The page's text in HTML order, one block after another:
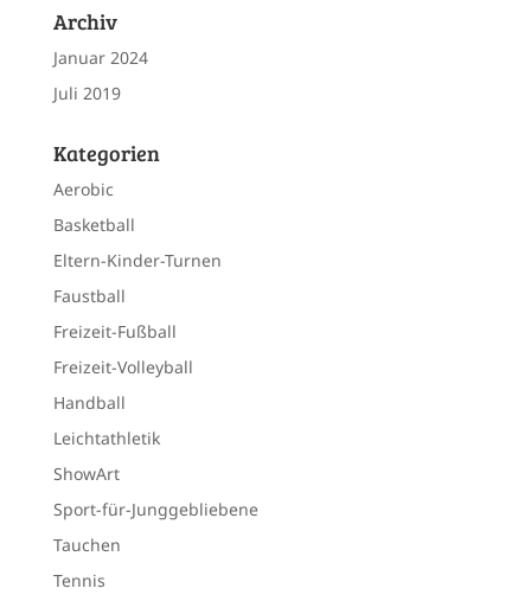
Archiv
Januar 2024
Juli 2019
Kategorien
Aerobic
Basketball
Eltern-Kinder-Turnen
Faustball
Freizeit-Fußball
Freizeit-Volleyball
Handball
Leichtathletik
ShowArt
Sport-für-Junggebliebene
Tauchen
Tennis